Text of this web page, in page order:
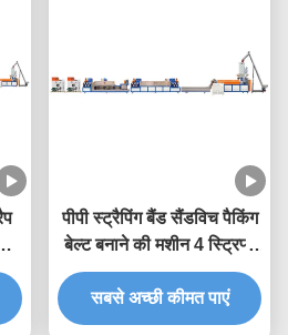
पीपी स्ट्रैपिंग बैंड सैंडविच पैकिंग
बेल्ट बनाने की मशीन 4 स्ट्रिप्स
ट्विन स्क्रू एक्सट्रूडर
सबसे अच्छी कीमत पाएं